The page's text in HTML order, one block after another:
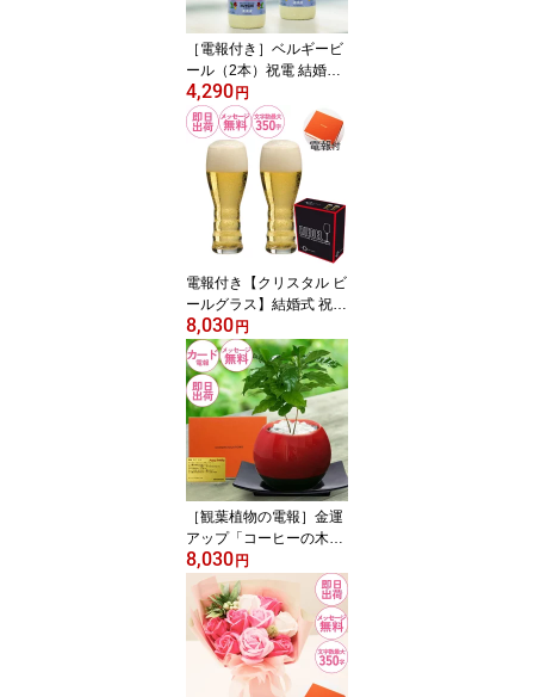
［電報付き］ベルギービ
ール（2本）祝電 結婚式
お酒 誕生日 就任 昇進 還
暦 お祝い電報 高級 おし
ゃれ 人気 開業 開店祝い
記念日【デリリュウム・
トレメンス】
4,290 円
電報付き【クリスタル ビ
ールグラス】結婚式 祝電
誕生日 お祝い電報 おし
ゃれ グラスセット 人気
開店祝い 新築祝い 婚約
祝い 結婚祝い 受章 還暦
記念日
8,030 円
［観葉植物の電報］金運
アップ「コーヒーの木」
カードメッセージ付き 結
婚式 おしゃれ 祝電 お祝
い電報 誕生日 就任祝い
開店祝い 昇進 還暦 イン
テリア 即日発送 あす楽
【コーヒーの木 メッセ
8,030 円